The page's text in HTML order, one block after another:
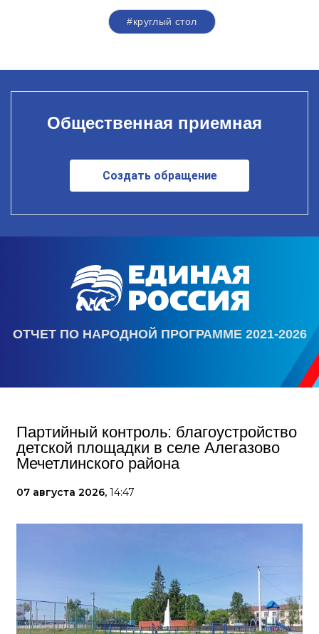
#круглый стол
Общественная приемная
Создать обращение
ОТЧЕТ ПО НАРОДНОЙ ПРОГРАММЕ 2021-2026
Партийный контроль: благоустройство
детской площадки в селе Алегазово
Мечетлинского района
07 августа 2026, 14:47